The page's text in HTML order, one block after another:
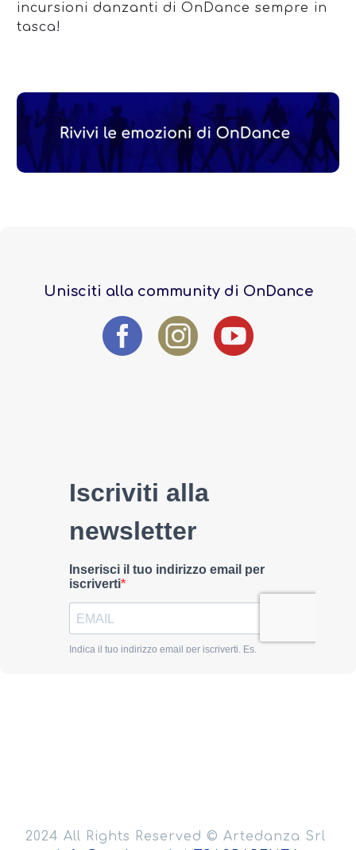
incursioni danzanti di OnDance sempre in
tasca!
Unisciti alla community di OnDance
2024 All Rights Reserved © Artedanza Srl